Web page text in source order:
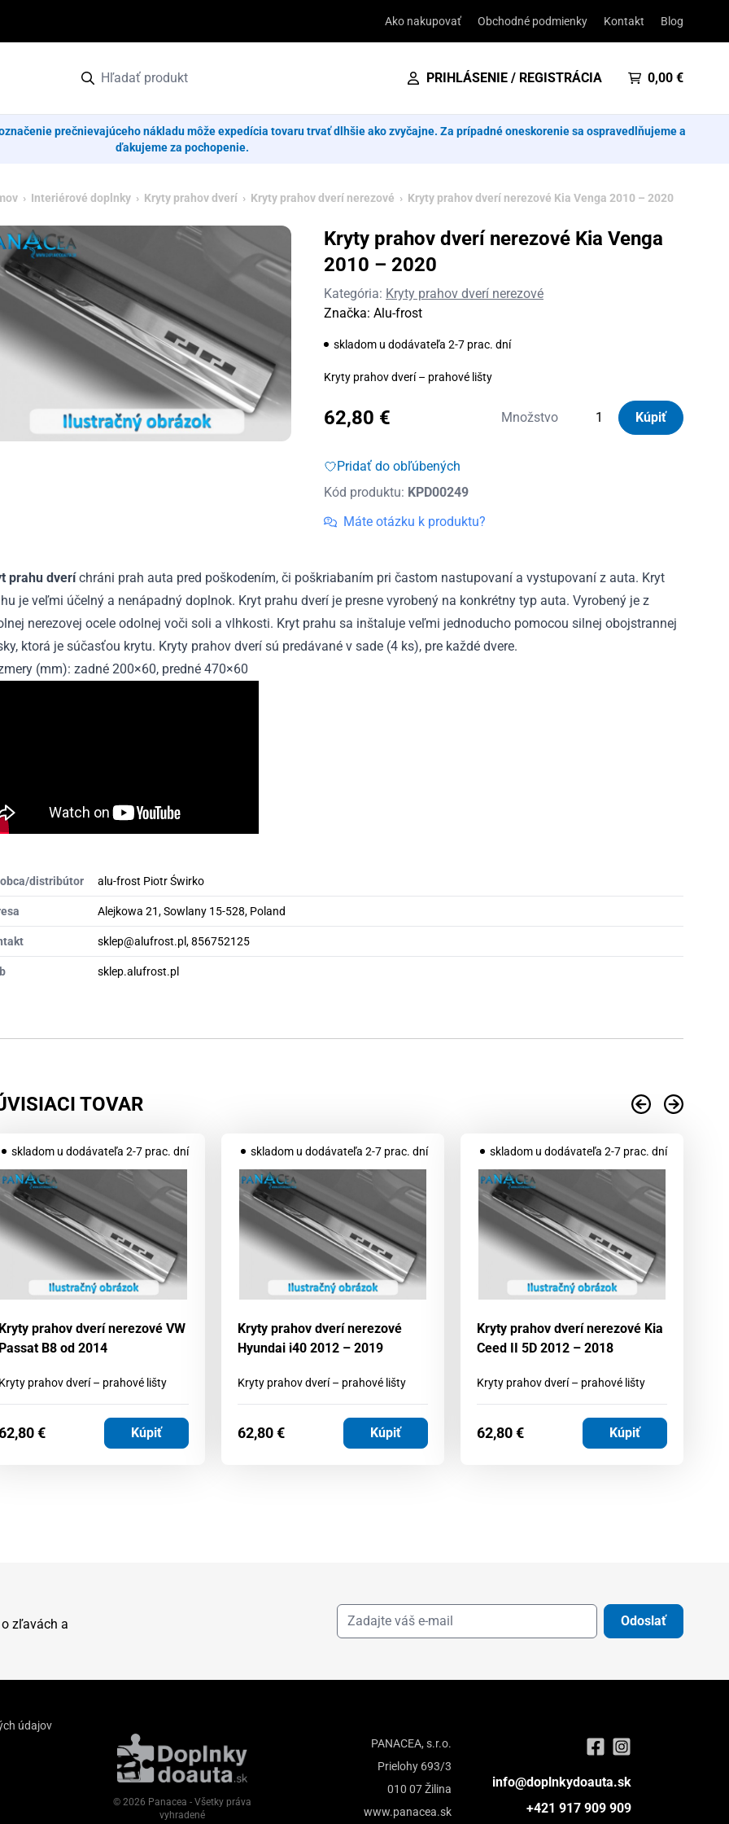
Ako nakupovať Obchodné podmienky Kontakt Blog
PRIHLÁSENIE / REGISTRÁCIA 0,00 €
prečnievajúceho nákladu môže expedícia tovaru trvať dlhšie ako zvyčajne. Za prípadné oneskorenie sa ospravedlňujeme a
ďakujeme za pochopenie.
› Interiérové doplnky › Kryty prahov dverí › Kryty prahov dverí nerezové › Kryty prahov dverí nerezové Kia Venga 2010 – 2020
Kryty prahov dverí nerezové Kia Venga
2010 – 2020
Kategória: Kryty prahov dverí nerezové
Značka: Alu-frost
skladom u dodávateľa 2-7 prac. dní
Kryty prahov dverí – prahové lišty
62,80 € Množstvo
množstvo
-
2020
Kúpiť
Pridať do obľúbených
Kód produktu: KPD00249
Máte otázku k produktu?
prahu dveríchráni prah auta pred poškodením, či poškriabaním pri častom nastupovaní a vystupovaní z auta. Kryt
je veľmi účelný a nenápadný doplnok. Kryt prahu dverí je presne vyrobený na konkrétny typ auta. Vyrobený je z
nerezovej ocele odolnej voči soli a vlhkosti. Kryt prahu sa inštaluje veľmi jednoducho pomocou silnej obojstrannej
ktorá je súčasťou krytu. Kryty prahov dverí sú predávané v sade (4 ks), pre každé dvere.
(mm): zadné 200×60, predné 470×60
distribútor alu-frost Piotr Świrko
Alejkowa 21, Sowlany 15-528, Poland
sklep@alufrost.pl, 856752125
sklep.alufrost.pl
TOVAR
skladom u dodávateľa 2-7 prac. dní
prahov dverí nerezové VW
B8 od 2014
prahov dverí – prahové lišty
€ Kúpiť
skladom u dodávateľa 2-7 prac. dní
Kryty prahov dverí nerezové
Hyundai i40 2012 – 2019
Kryty prahov dverí – prahové lišty
62,80€ Kúpiť
skladom u dodávateľa 2-7 prac. dní
Kryty prahov dverí nerezové Kia
Ceed II 5D 2012 – 2018
Kryty prahov dverí – prahové lišty
62,80€ Kúpiť
zľavách a Odoslať
údajov
PANACEA, s.r.o.
Prielohy 693/3
010 07 Žilina
www.panacea.sk
info@doplnkydoauta.sk
+421 917 909 909
© 2026 Panacea - Všetky práva
vyhradené